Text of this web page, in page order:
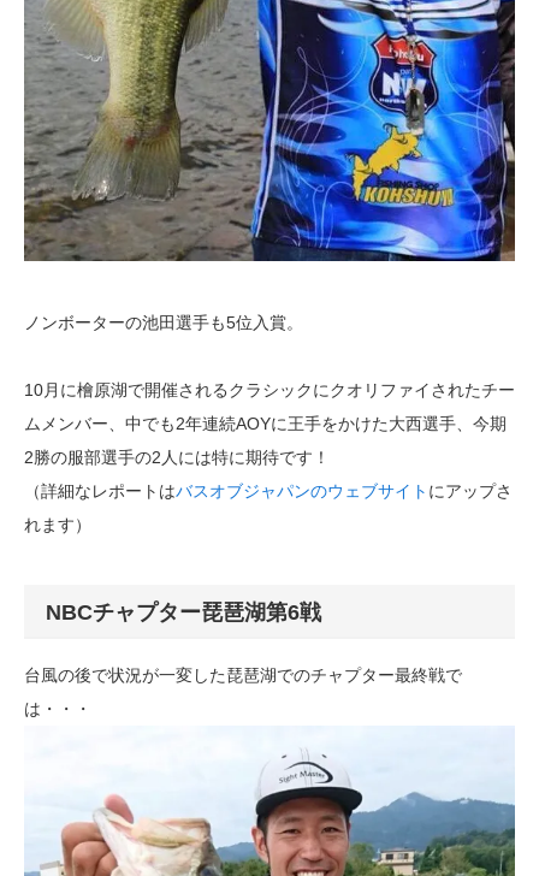
ノンボーターの池田選手も5位入賞。
10月に檜原湖で開催されるクラシックにクオリファイされたチー
ムメンバー、中でも2年連続AOYに王手をかけた大西選手、今期
2勝の服部選手の2人には特に期待です！
（詳細なレポートはバスオブジャパンのウェブサイト にアップさ
れます）
NBCチャプター琵琶湖第6戦
台風の後で状況が一変した琵琶湖でのチャプター最終戦で
は・・・